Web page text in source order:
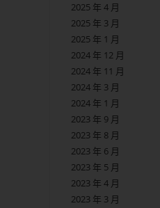
2025 年 4 月
2025 年 3 月
2025 年 1 月
2024 年 12 月
2024 年 11 月
2024 年 3 月
2024 年 1 月
2023 年 9 月
2023 年 8 月
2023 年 6 月
2023 年 5 月
2023 年 4 月
2023 年 3 月